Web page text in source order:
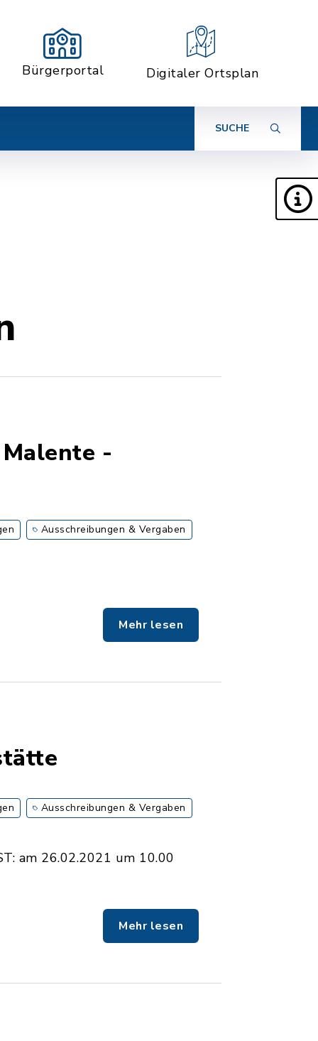
Bürgerportal Digitaler Ortsplan
SUCHE
-
Ausschreibungen & Vergaben
Mehr lesen
Ausschreibungen & Vergaben
am 26.02.2021 um 10.00
Mehr lesen